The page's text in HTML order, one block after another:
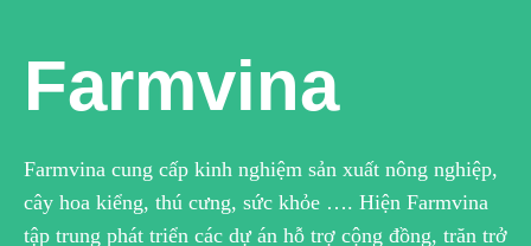
Farmvina
Farmvina cung cấp kinh nghiệm sản xuất nông nghiệp,
cây hoa kiểng, thú cưng, sức khỏe …. Hiện Farmvina
tập trung phát triển các dự án hỗ trợ cộng đồng, trăn trở